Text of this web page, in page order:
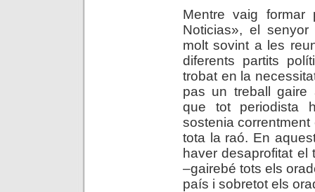
Mentre vaig
Noticias», el
molt sovint a les
diferents partits
trobat en la
pas un treball gaire
que tot periodista
sostenia
tota la raó. En
haver desaprofitat el
–gairebé tots els
país i sobretot els